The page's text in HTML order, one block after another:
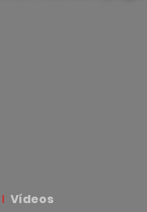
Vídeos